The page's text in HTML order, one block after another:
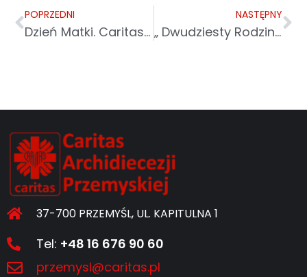
POPRZEDNI
Dzień Matki. Caritas wspiera potrzebujące mamy i ich dzieci
NASTĘPNY
„ Dwudziesty Rodzinny Rejs” – XX Wiosenny Festyn Rodzinny
37-700 PRZEMYŚL, UL. KAPITULNA 1
Tel: +48 16 676 90 60
przemysl@caritas.pl